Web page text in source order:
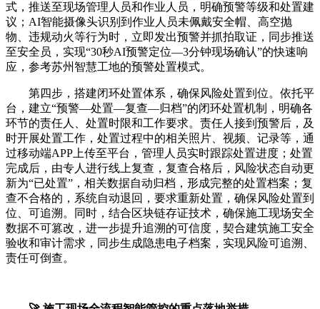
式，推送至现场管理人员和作业人员，明确预警等级和处置建
议；AI智能摄像头识别到作业人员未佩戴安全帽、高空抛
物、违规动火等行为时，立即发出预警并抓拍取证，同步推送
至安全员，实现“30秒AI预警定位—3分钟现场确认”的快速响
应，参考苏州智慧工地的预警处置模式。
第四步，搭建闭环处置体系，确保风险处置到位。依托平
台，建立“预警—处置—复查—归档”的闭环处置机制，明确各
环节的责任人、处置时限和工作要求。责任人接到预警后，及
时开展处置工作，处置过程中的相关照片、视频、记录等，通
过移动端APP上传至平台，管理人员实时跟踪处置进度；处置
完成后，由专人进行线上复查，复查合格后，风险状态自动更
新为“已处置”，相关数据自动归档，形成完整的处置档案；复
查不合格的，系统自动退回，要求重新处置，确保风险处置到
位、可追溯。同时，结合区块链存证技术，确保施工现场安全
数据不可篡改，进一步提升追溯的可信度，契合建筑施工安全
验收和审计需求，同步生成隐患电子档案，实现风险可追溯、
责任可倒查。